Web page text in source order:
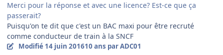
Merci pour la réponse et avec une licence? Est-ce que ça
passerait?
Puisqu'on te dit que c'est un BAC maxi pour être recruté
comme conducteur de train à la SNCF
Modifié 14 juin 201610 ans par ADC01